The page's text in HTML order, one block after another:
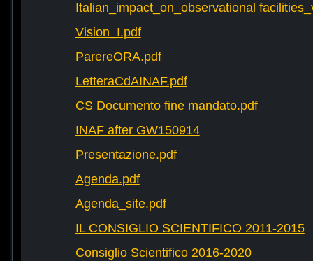
Italian_impact_on_observational
Vision_I.pdf
ParereORA.pdf
LetteraCdAINAF.pdf
CS Documento fine mandato.pdf
INAF after GW150914
Presentazione.pdf
Agenda.pdf
Agenda_site.pdf
IL CONSIGLIO SCIENTIFICO 2011-2015
Consiglio Scientifico 2016-2020